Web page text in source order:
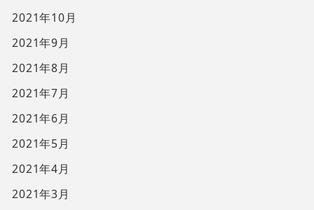
2021年10月
2021年9月
2021年8月
2021年7月
2021年6月
2021年5月
2021年4月
2021年3月